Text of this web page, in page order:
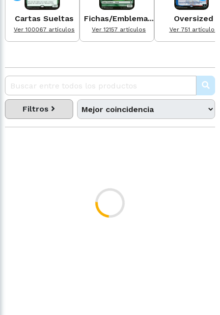
Cartas Sueltas
Ver 100067 artículos
Fichas/Emblema...
Ver 12157 artículos
Oversized
Ver 751 artículos
Filtros